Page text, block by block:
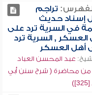
تراجم
إسناد حديث
في السرية ترد على
العسكر , السرية ترد
أهل العسكر
عبد المحسن العباد
من محاضرة ( شرح سنن أبي